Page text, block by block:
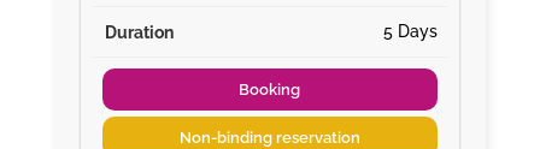
5 Days
Booking
Non-binding reservation